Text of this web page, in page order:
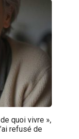
quoi vivre »,
refusé de